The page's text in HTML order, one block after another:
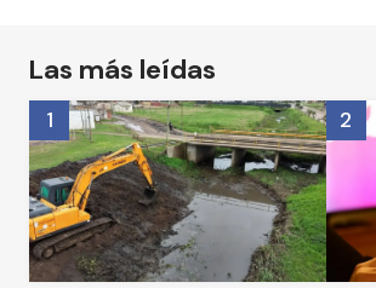
Las más leídas
1 2